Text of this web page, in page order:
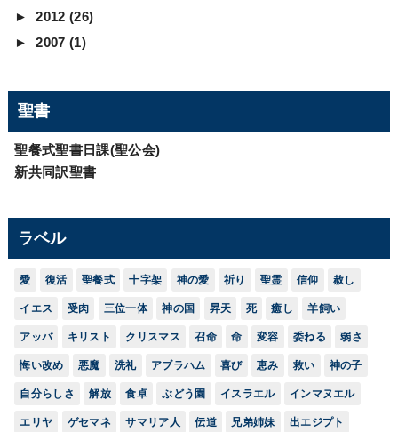
►2012(26)
►2007(1)
聖書
聖餐式聖書日課(聖公会)
新共同訳聖書
ラベル
愛 復活 聖餐式 十字架 神の愛 祈り 聖霊 信仰 赦し
イエス 受肉 三位一体 神の国 昇天 死 癒し 羊飼い
アッバ キリスト クリスマス 召命 命 変容 委ねる 弱さ
悔い改め 悪魔 洗礼 アブラハム 喜び 恵み 救い 神の子
自分らしさ 解放 食卓 ぶどう園 イスラエル インマヌエル
エリヤ ゲセマネ サマリア人 伝道 兄弟姉妹 出エジプト